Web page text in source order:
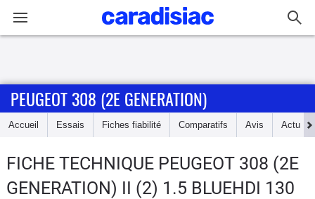
Accueil
Essais
PEUGEOT 308 (2E GENERATION)
Accueil Essais Fiches fiabilité Comparatifs Avis Actu
FICHE TECHNIQUE PEUGEOT 308 (2E
GENERATION) II (2) 1.5 BLUEHDI 130